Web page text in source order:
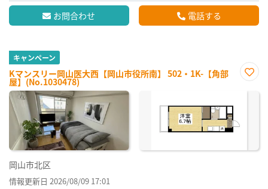
お問合わせ 電話する
キャンペーン
Kマンスリー岡山医大西【岡山市役所南】 502・1K-【角部
屋】(No.1030478)
に入
岡山市北区
情報更新日 2026/08/09 17:01